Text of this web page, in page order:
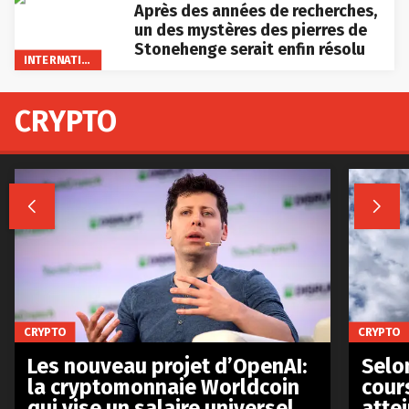
INTERNATIONAL
Après des années de recherches,
un des mystères des pierres de
Stonehenge serait enfin résolu
CRYPTO
 
CRYPTO
Les nouveau projet d’OpenAI:
la cryptomonnaie Worldcoin
CRYPTO